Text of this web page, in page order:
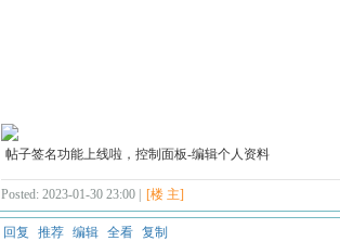
帖子签名功能上线啦，控制面板-编辑个人资料
Posted: 2023-01-30 23:00 | [楼 主]
回复 推荐 编辑 全看 复制